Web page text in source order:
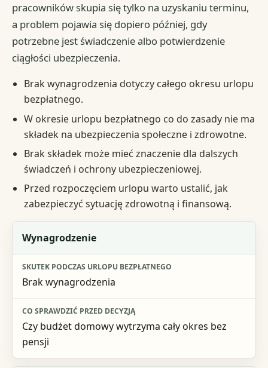
pracowników skupia się tylko na uzyskaniu terminu,
a problem pojawia się dopiero później, gdy
potrzebne jest świadczenie albo potwierdzenie
ciągłości ubezpieczenia.
Brak wynagrodzenia dotyczy całego okresu urlopu
bezpłatnego.
W okresie urlopu bezpłatnego co do zasady nie ma
składek na ubezpieczenia społeczne i zdrowotne.
Brak składek może mieć znaczenie dla dalszych
świadczeń i ochrony ubezpieczeniowej.
Przed rozpoczęciem urlopu warto ustalić, jak
zabezpieczyć sytuację zdrowotną i finansową.
Obszar
Skutek podczas urlopu bezpłatnego
Co sprawdzić przed decyzją
Wynagrodzenie
Brak wynagrodzenia
Czy budżet domowy wytrzyma cały okres bez
pensji